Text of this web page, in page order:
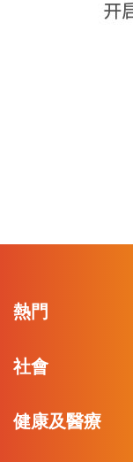
熱門
社會
健康及醫療